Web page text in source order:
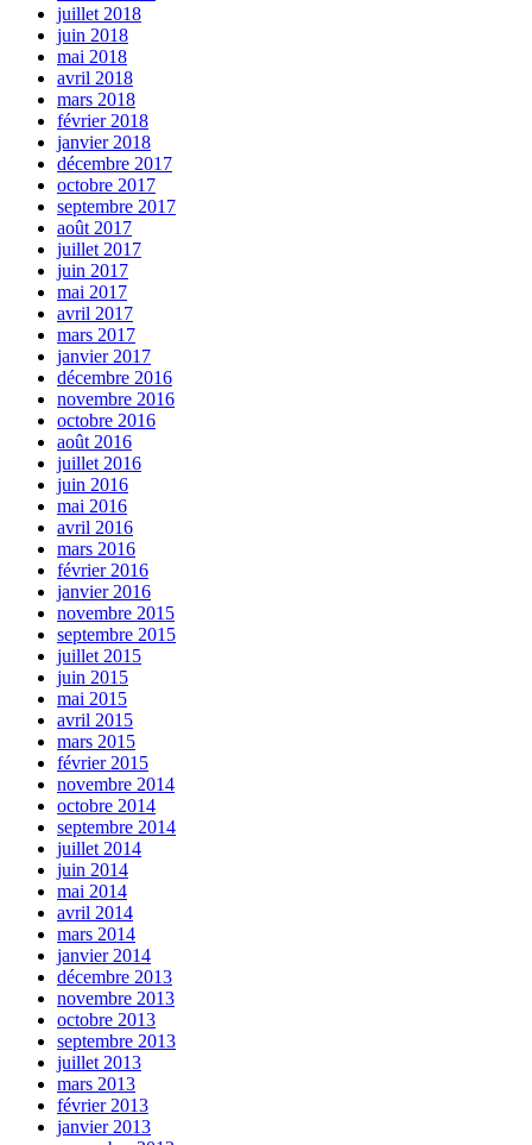
juillet 2018
juin 2018
mai 2018
avril 2018
mars 2018
février 2018
janvier 2018
décembre 2017
octobre 2017
septembre 2017
août 2017
juillet 2017
juin 2017
mai 2017
avril 2017
mars 2017
janvier 2017
décembre 2016
novembre 2016
octobre 2016
août 2016
juillet 2016
juin 2016
mai 2016
avril 2016
mars 2016
février 2016
janvier 2016
novembre 2015
septembre 2015
juillet 2015
juin 2015
mai 2015
avril 2015
mars 2015
février 2015
novembre 2014
octobre 2014
septembre 2014
juillet 2014
juin 2014
mai 2014
avril 2014
mars 2014
janvier 2014
décembre 2013
novembre 2013
octobre 2013
septembre 2013
juillet 2013
mars 2013
février 2013
janvier 2013